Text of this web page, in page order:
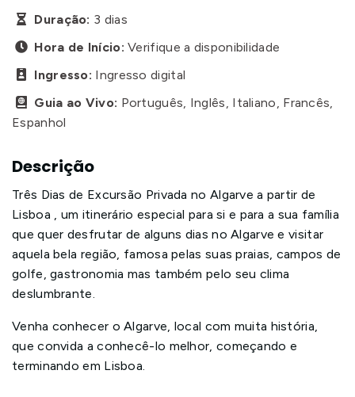
 Duração: 3 dias
 Hora de Início:Verifique a disponibilidade
 Ingresso: Ingresso digital
 Guia ao Vivo: Português, Inglês, Italiano, Francês,
Espanhol
Descrição
Três Dias de Excursão Privada no Algarve a partir de
Lisboa , um itinerário especial para si e para a sua família
que quer desfrutar de alguns dias no Algarve e visitar
aquela bela região, famosa pelas suas praias, campos de
golfe, gastronomia mas também pelo seu clima
deslumbrante.
Venha conhecer o Algarve, local com muita história,
que convida a conhecê-lo melhor, começando e
terminando em Lisboa.